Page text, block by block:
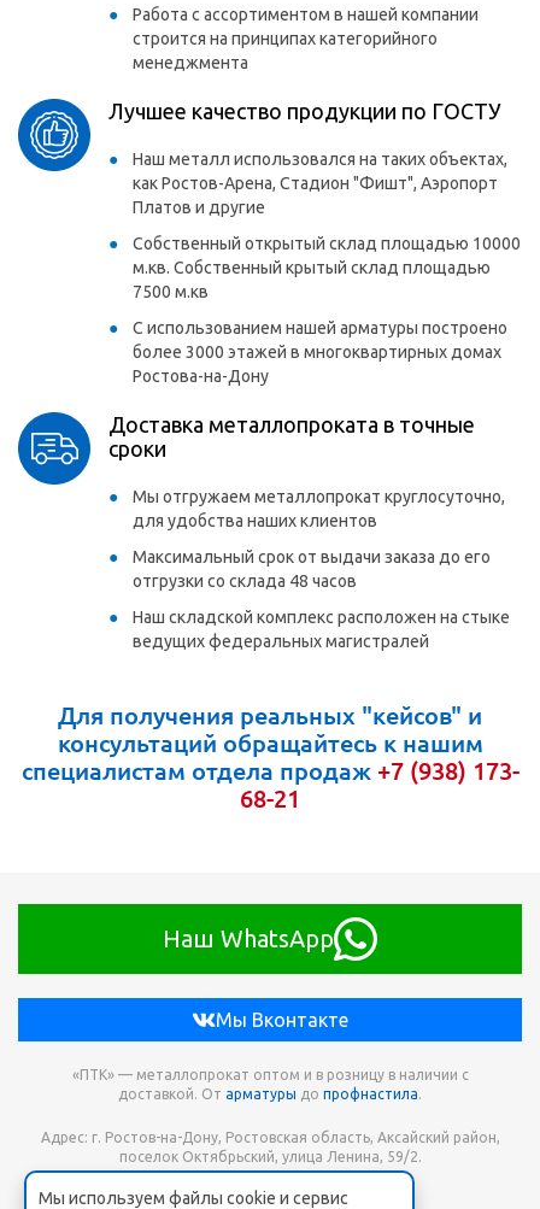
Работа с ассортиментом в нашей компании
строится на принципах категорийного
менеджмента
Лучшее качество продукции по ГОСТУ
Наш металл использовался на таких объектах,
как Ростов-Арена, Стадион "Фишт", Аэропорт
Платов и другие
Собственный открытый склад площадью 10000
м.кв. Собственный крытый склад площадью
7500 м.кв
С использованием нашей арматуры построено
более 3000 этажей в многоквартирных домах
Ростова-на-Дону
Доставка металлопроката в точные
сроки
Мы отгружаем металлопрокат круглосуточно,
для удобства наших клиентов
Максимальный срок от выдачи заказа до его
отгрузки со склада 48 часов
Наш складской комплекс расположен на стыке
ведущих федеральных магистралей
Для получения реальных "кейсов" и
консультаций обращайтесь к нашим
специалистам отдела продаж +7 (938) 173-
68-21
Наш WhatsApp
Мы Вконтакте
«ПТК» — металлопрокат оптом и в розницу в наличии с
доставкой. От арматуры до профнастила.
Адрес: г. Ростов-на-Дону, Ростовская область, Аксайский район,
поселок Октябрьский, улица Ленина, 59/2.
Телефон для заказа: +7 938 173-68-21
Мы используем файлы cookie и сервис